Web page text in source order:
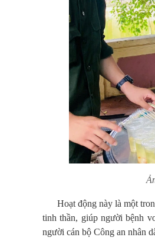
Hoạt động này là một
tinh thần, giúp người bệnh
người cán bộ Công an nhân